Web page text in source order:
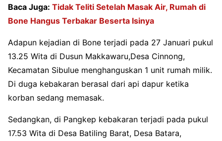
Baca Juga: Tidak Teliti Setelah Masak Air, Rumah di
Bone Hangus Terbakar Beserta Isinya
Adapun kejadian di Bone terjadi pada 27 Januari pukul
13.25 Wita di Dusun Makkawaru,Desa Cinnong,
Kecamatan Sibulue menghanguskan 1 unit rumah milik.
Di duga kebakaran berasal dari api dapur ketika
korban sedang memasak.
Sedangkan, di Pangkep kebakaran terjadi pada pukul
17.53 Wita di Desa Batiling Barat, Desa Batara,